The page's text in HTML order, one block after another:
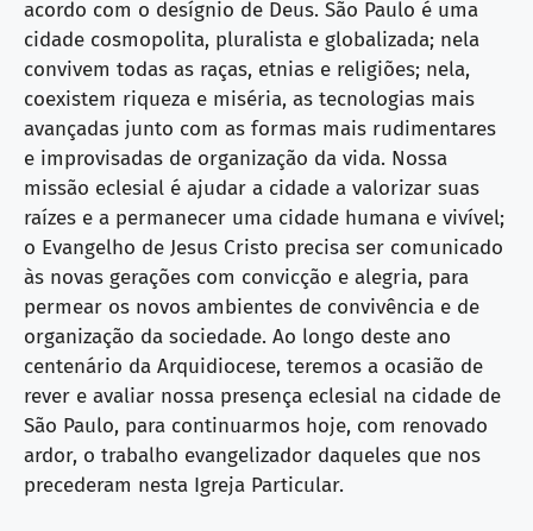
acordo com o desígnio de Deus. São Paulo é uma
cidade cosmopolita, pluralista e globalizada; nela
convivem todas as raças, etnias e religiões; nela,
coexistem riqueza e miséria, as tecnologias mais
avançadas junto com as formas mais rudimentares
e improvisadas de organização da vida. Nossa
missão eclesial é ajudar a cidade a valorizar suas
raízes e a permanecer uma cidade humana e vivível;
o Evangelho de Jesus Cristo precisa ser comunicado
às novas gerações com convicção e alegria, para
permear os novos ambientes de convivência e de
organização da sociedade. Ao longo deste ano
centenário da Arquidiocese, teremos a ocasião de
rever e avaliar nossa presença eclesial na cidade de
São Paulo, para continuarmos hoje, com renovado
ardor, o trabalho evangelizador daqueles que nos
precederam nesta Igreja Particular.